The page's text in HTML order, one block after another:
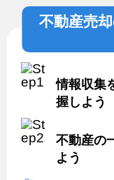
不動産売
情報収集
握しよう
不動産の
よう